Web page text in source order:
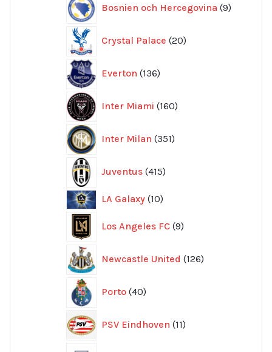
Bosnien och Hercegovina 9
produkter
Crystal Palace 20
produkter
Everton 136
produkter
Inter Miami 160
produkter
Inter Milan 351
produkter
Juventus 415
produkter
LA Galaxy 1010
Los Angeles FC 9
produkter
Newcastle United 126
produkter
Porto 40
produkter
PSV Eindhoven 11
produkter